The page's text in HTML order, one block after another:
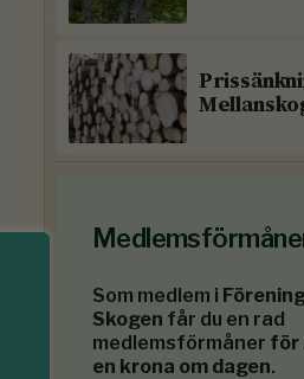
Som medlem i
Skogen får du en rad
medlemsförmåner för
en krona om dagen.